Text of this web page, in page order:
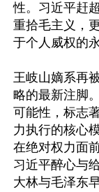
性。习近平赶
重拾毛主义，
于个人威权的永
王岐山嫡系再
略的最新注脚
可能性，标志
力执行的核心
在绝对权力面
习近平醉心与
大林与毛泽东